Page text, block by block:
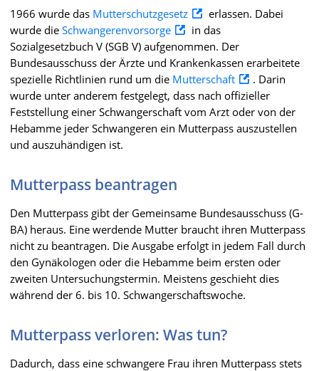
1966 wurde das Mutterschutzgesetz
erlassen. Dabei
wurde die Schwangerenvorsorge
in das
Sozialgesetzbuch V (SGB V) aufgenommen. Der
Bundesausschuss der Ärzte und Krankenkassen erarbeitete
spezielle Richtlinien rund um die Mutterschaft
. Darin
wurde unter anderem festgelegt, dass nach offizieller
Feststellung einer Schwangerschaft vom Arzt oder von der
Hebamme jeder Schwangeren ein Mutterpass auszustellen
und auszuhändigen ist.
Mutterpass beantragen
Den Mutterpass gibt der Gemeinsame Bundesausschuss (G-
BA) heraus. Eine werdende Mutter braucht ihren Mutterpass
nicht zu beantragen. Die Ausgabe erfolgt in jedem Fall durch
den Gynäkologen oder die Hebamme beim ersten oder
zweiten Untersuchungstermin. Meistens geschieht dies
während der 6. bis 10. Schwangerschaftswoche.
Mutterpass verloren: Was tun?
Dadurch, dass eine schwangere Frau ihren Mutterpass stets